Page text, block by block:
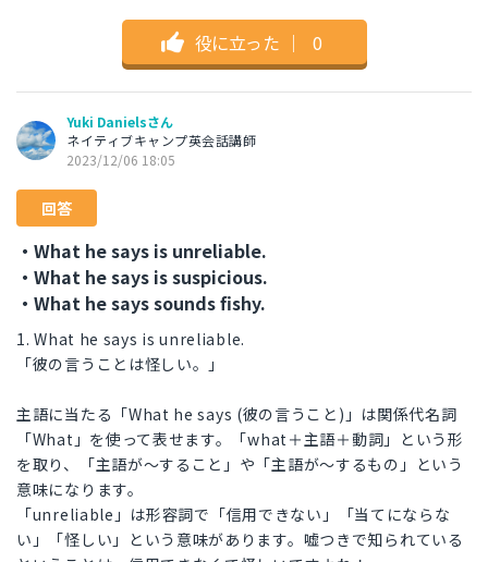
役に立った ｜ 0
Yuki Danielsさん
ネイティブキャンプ英会話講師
2023/12/06 18:05
回答
・What he says is unreliable.
・What he says is suspicious.
・What he says sounds fishy.
1. What he says is unreliable.
「彼の言うことは怪しい。」
主語に当たる「What he says (彼の言うこと)」は関係代名詞
「What」を使って表せます。「what＋主語＋動詞」という形
を取り、「主語が～すること」や「主語が～するもの」という
意味になります。
「unreliable」は形容詞で「信用できない」「当てにならな
い」「怪しい」という意味があります。嘘つきで知られている